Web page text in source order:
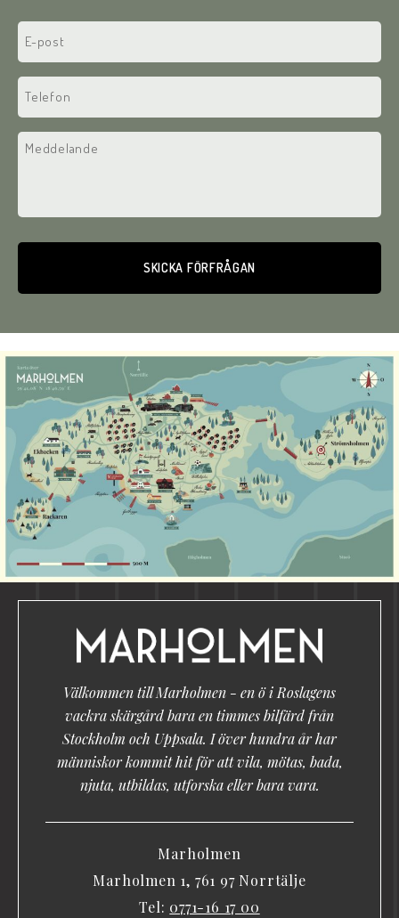
post
(Required)
Text
Välkommen till Marholmen - en ö i Roslagens
vackra skärgård bara en timmes bilfärd från
Stockholm och Uppsala. I över hundra år har
människor kommit hit för att vila, mötas, bada,
njuta, utbildas, utforska eller bara vara.
Marholmen
Marholmen 1, 761 97 Norrtälje
Tel: 0771-16 17 00